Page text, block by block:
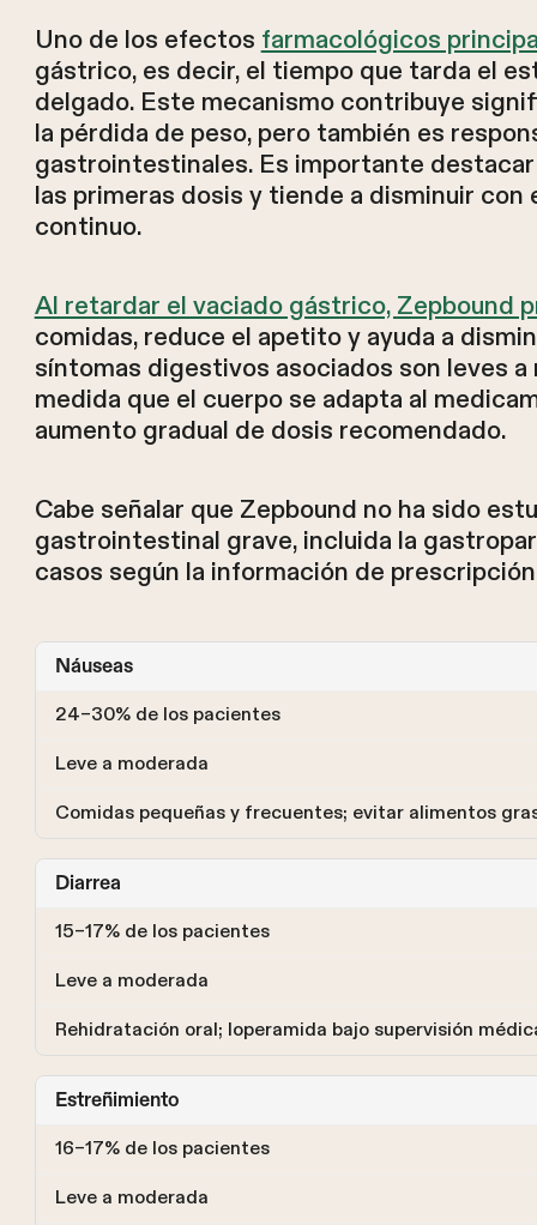
Uno de los efectos farmacológicos
gástrico, es decir, el tiempo que tarda el
delgado. Este mecanismo contribuye
la pérdida de peso, pero también es
gastrointestinales. Es importante
las primeras dosis y tiende a disminuir
continuo.
Al retardar el vaciado gástrico, Zepbound
comidas, reduce el apetito y ayuda a
síntomas digestivos asociados son leves
medida que el cuerpo se adapta al
aumento gradual de dosis recomendado.
Cabe señalar que Zepbound no ha sido
gastrointestinal grave, incluida la
casos según la información de
Náuseas
24–30% de los pacientes
Leve a moderada
Comidas pequeñas y frecuentes; evitar alimentos
Diarrea
15–17% de los pacientes
Leve a moderada
Rehidratación oral; loperamida bajo supervisión
Estreñimiento
16–17% de los pacientes
Leve a moderada